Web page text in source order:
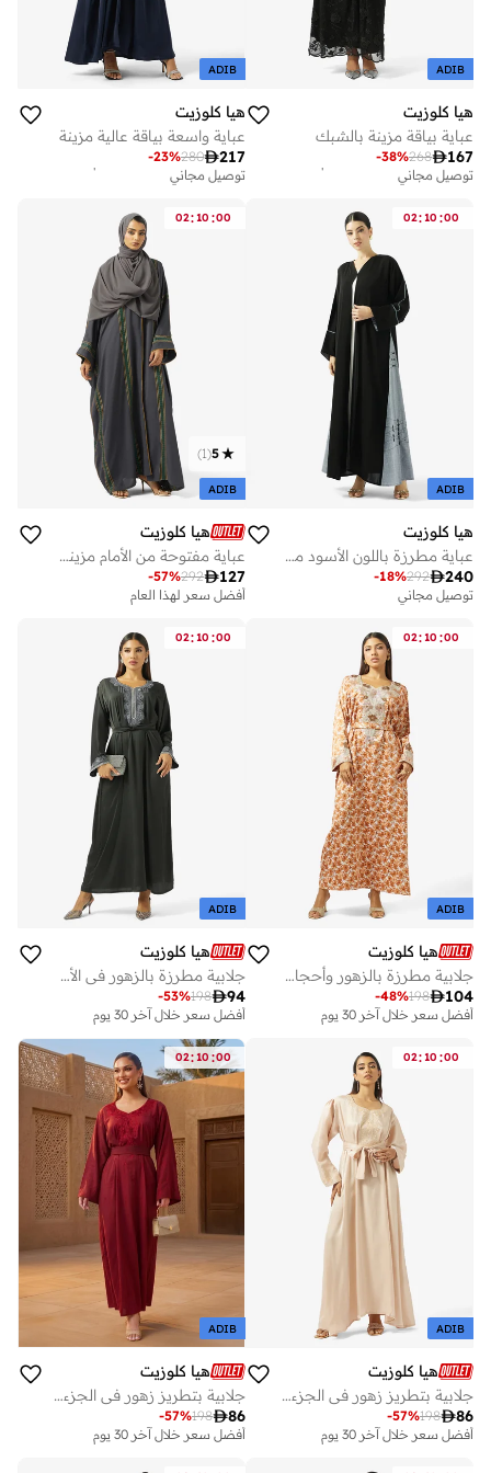
ADIB
هيا كلوزيت
عباية بياقة مزينة بالشبك
167
268
-38%
أفضل سعر خلال آخر 30 يوم
توصيل مجاني
أفضل سعر خلال آخر 30 يوم
ADIB
هيا كلوزيت
عباية واسعة بياقة عالية مزينة
217
280
-23%
أفضل سعر خلال آخر 30 يوم
توصيل مجاني
أفضل سعر خلال آخر 30 يوم
02:10 :00
ADIB
هيا كلوزيت
عباية مطرزة باللون الأسود مع شيلا
240
292
-18%
توصيل مجاني
02:10 :00
5
(
1
)
ADIB
هيا كلوزيت
عباية مفتوحة من الأمام مزينة ومطرزة بنقوش بنمط زهور
127
292
-57%
أفضل سعر لهذا العام
02:10 :00
ADIB
هيا كلوزيت
جلابية مطرزة بالزهور وأحجار وزينة وحزام
104
198
-48%
أفضل سعر خلال آخر 30 يوم
02:10 :00
ADIB
هيا كلوزيت
جلابية مطرزة بالزهور في الأمام مع حزام
94
198
-53%
أفضل سعر خلال آخر 30 يوم
02:10 :00
ADIB
هيا كلوزيت
جلابية بتطريز زهور في الجزء الأمامي مع حزام
86
198
-57%
أفضل سعر خلال آخر 30 يوم
02:10 :00
ADIB
هيا كلوزيت
جلابية بتطريز زهور في الجزء الأمامي مع حزام
86
198
-57%
أفضل سعر خلال آخر 30 يوم